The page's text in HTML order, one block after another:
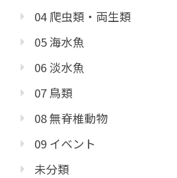
04 爬虫類・両生類
05 海水魚
06 淡水魚
07 鳥類
08 無脊椎動物
09 イベント
未分類